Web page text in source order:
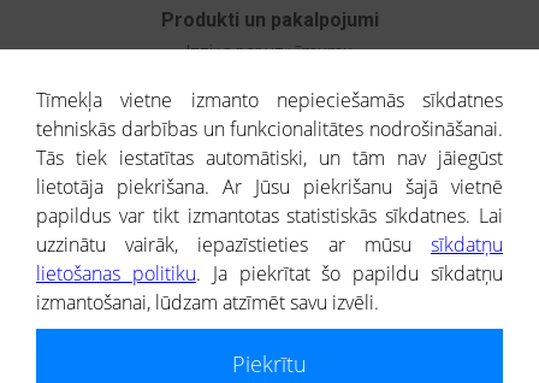
Produkti un pakalpojumi
Izziņa par uzņēmumu
Dzimtas koks
Uzņēmumu atlase
Monitorings
Kredītizziņa par ārvalstu uzņēmumiem
® CREDITREFORM Latvija
SIA
Tīmekļa vietne izmanto nepieciešamās sīkdatnes
tehniskās darbības un funkcionalitātes nodrošināšanai.
Tās tiek iestatītas automātiski, un tām nav jāiegūst
lietotāja piekrišana. Ar Jūsu piekrišanu šajā vietnē
papildus var tikt izmantotas statistiskās sīkdatnes. Lai
uzzinātu vairāk, iepazīstieties ar mūsu sīkdatņu
lietošanas politiku. Ja piekrītat šo papildu sīkdatņu
izmantošanai, lūdzam atzīmēt savu izvēli.
Piekrītu